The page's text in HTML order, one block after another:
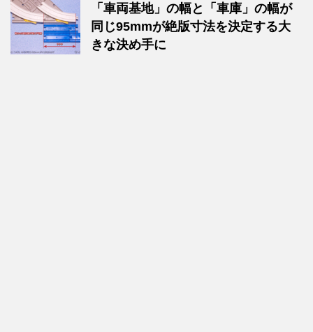
「車両基地」の幅と「車庫」の幅が
同じ95mmが絶版寸法を決定する大
きな決め手に